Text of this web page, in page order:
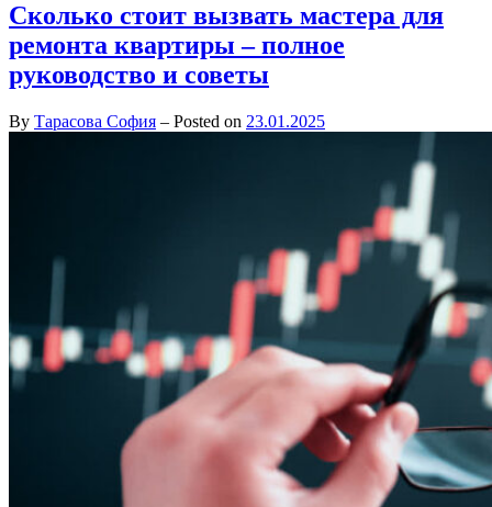
Сколько стоит вызвать мастера для
ремонта квартиры – полное
руководство и советы
By Тарасова София – Posted on 23.01.2025